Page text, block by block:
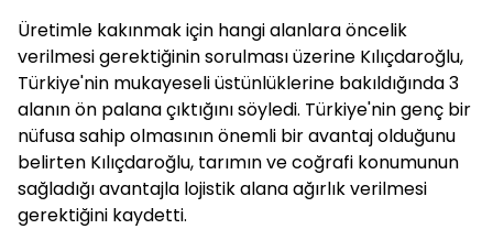
Üretimle kakınmak için hangi alanlara öncelik
verilmesi gerektiğinin sorulması üzerine Kılıçdaroğlu,
Türkiye'nin mukayeseli üstünlüklerine bakıldığında 3
alanın ön palana çıktığını söyledi. Türkiye'nin genç bir
nüfusa sahip olmasının önemli bir avantaj olduğunu
belirten Kılıçdaroğlu, tarımın ve coğrafi konumunun
sağladığı avantajla lojistik alana ağırlık verilmesi
gerektiğini kaydetti.